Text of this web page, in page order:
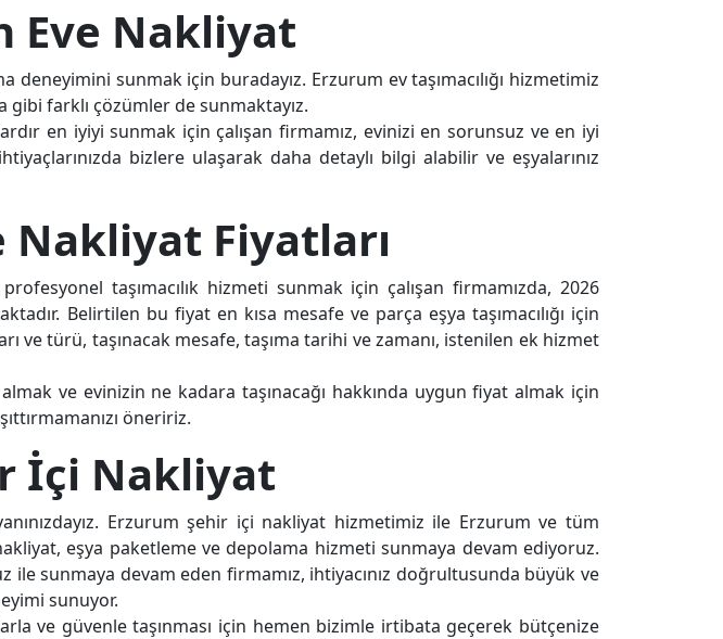
Eve Nakliyat
deneyimini sunmak için buradayız. Erzurum ev taşımacılığı hizmetimiz
gibi farklı çözümler de sunmaktayız.
en iyiyi sunmak için çalışan firmamız, evinizi en sorunsuz ve en iyi
bizlere ulaşarak daha detaylı bilgi alabilir ve eşyalarınız
Nakliyat Fiyatları
taşımacılık hizmeti sunmak için çalışan firmamızda, 2026
Belirtilen bu fiyat en kısa mesafe ve parça eşya taşımacılığı için
ve türü, taşınacak mesafe, taşıma tarihi ve zamanı, istenilen ek hizmet
ve evinizin ne kadara taşınacağı hakkında uygun fiyat almak için
öneririz.
İçi Nakliyat
Erzurum şehir içi nakliyat hizmetimiz ile Erzurum ve tüm
nakliyat, eşya paketleme ve depolama hizmeti sunmaya devam ediyoruz.
sunmaya devam eden firmamız, ihtiyacınız doğrultusunda büyük ve
sunuyor.
ve güvenle taşınması için hemen bizimle irtibata geçerek bütçenize